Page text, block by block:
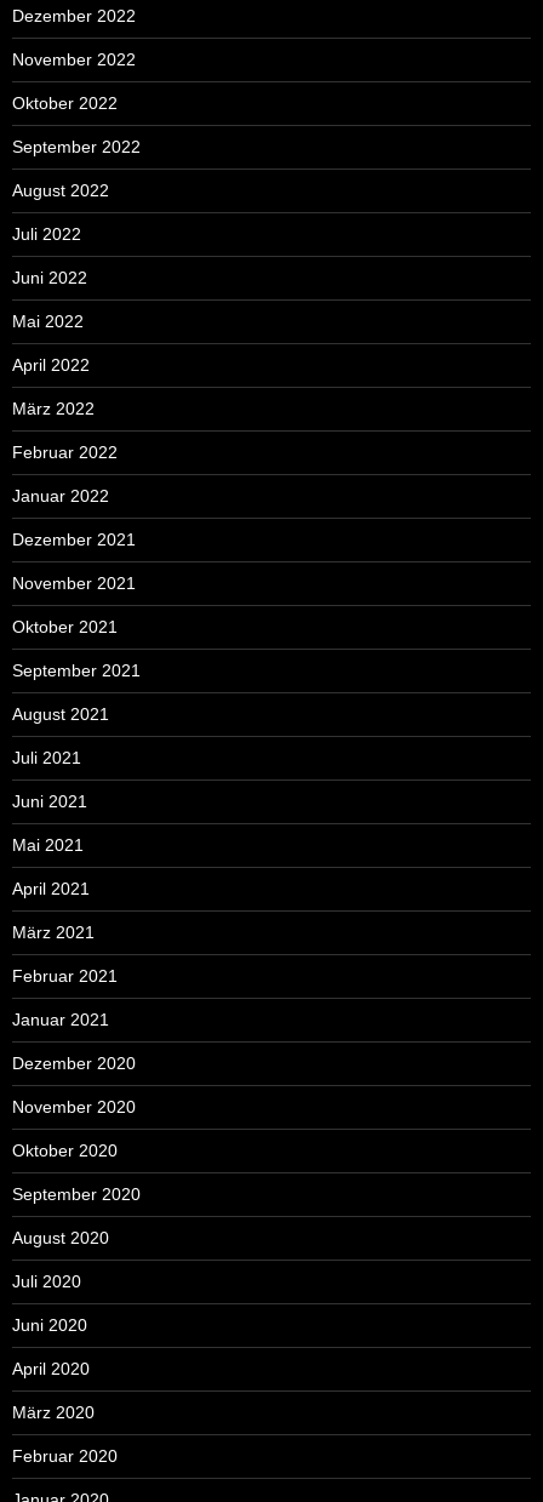
Dezember 2022
November 2022
Oktober 2022
September 2022
August 2022
Juli 2022
Juni 2022
Mai 2022
April 2022
März 2022
Februar 2022
Januar 2022
Dezember 2021
November 2021
Oktober 2021
September 2021
August 2021
Juli 2021
Juni 2021
Mai 2021
April 2021
März 2021
Februar 2021
Januar 2021
Dezember 2020
November 2020
Oktober 2020
September 2020
August 2020
Juli 2020
Juni 2020
April 2020
März 2020
Februar 2020